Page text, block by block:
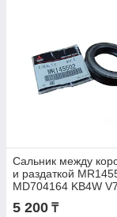
Сальник между
и раздаткой
MD704164 KB4W
V75W V77W V93W
5 200 ₸